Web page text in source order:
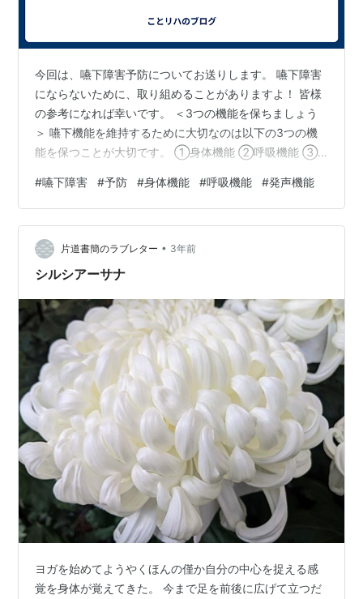
今回は、嚥下障害予防についてお送りします。 嚥下障害
にならないために、取り組めることがありますよ！ 皆様
の参考になれば幸いです。 ＜3つの機能を保ちましょう
＞ 嚥下機能を維持するために大切なのは以下の3つの機
能を保つことが大切です。 ①身体機能 ②呼吸機能 ③
し、嚥下障害になる可能が高くなってしまいます。 ＜よ
く動き、よく話す＞ 身体機能、呼吸機能、発声機能を維
持するのは何をすればいいんだろう、と困ってしまう方
がいるかもしれませんが、難しく考えなくても良いんで
すよ。 毎日よく動いて、よく話せばいいんです。 ただ、
#嚥下障害 #予防 #身体機能 #呼吸機能 #発声機能
片道書簡のラブレター • 3年前
シルシアーサナ
ヨガを始めてようやくほんの僅か自分の中心を捉える感
覚を身体が覚えてきた。 今まで足を前後に広げて立つだ